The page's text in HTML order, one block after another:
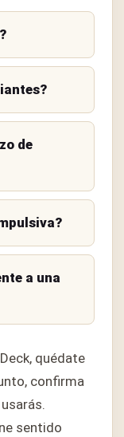
de
a una
quédate
confirma
sentido